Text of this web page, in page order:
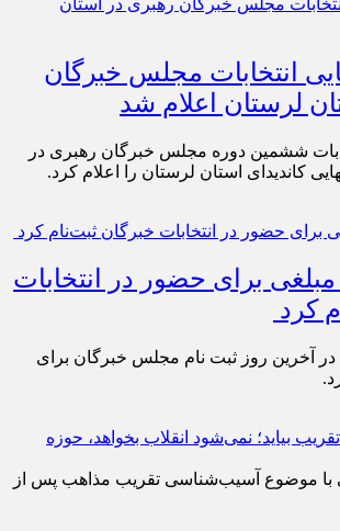
انتخابات مجلس خبرگان
لرستان اعلام شد
ششمین دوره مجلس خبرگان رهبری در
کاندیدای استان لرستان را اعلام کرد.
مبلغی برای حضور در انتخابات
کرد
در آخرین روز ثبت نام مجلس خبرگان برای
با موضوع آسیب‌شناسی تقریب مذاهب پس از